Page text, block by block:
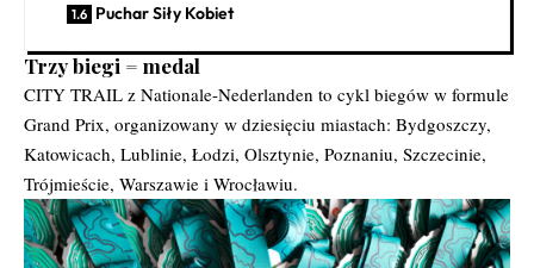
Puchar Siły Kobiet
Trzy biegi = medal
CITY TRAIL z Nationale-Nederlanden to cykl biegów w formule
Grand Prix, organizowany w dziesięciu miastach: Bydgoszczy,
Katowicach, Lublinie, Łodzi, Olsztynie, Poznaniu, Szczecinie,
Trójmieście, Warszawie i Wrocławiu.